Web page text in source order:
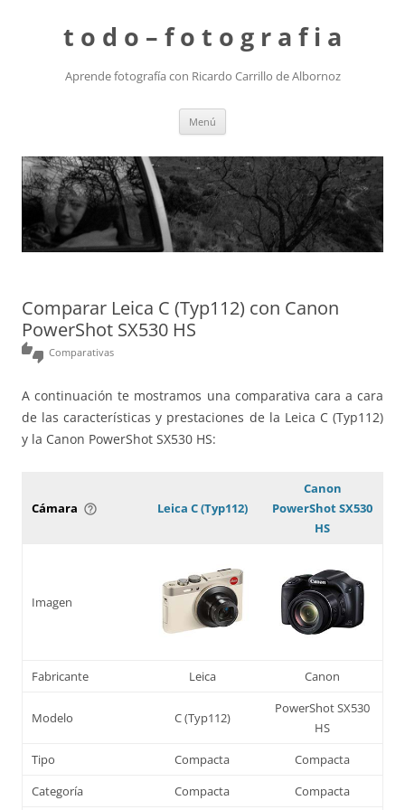
t o d o – f o t o g r a f i a
Aprende fotografía con Ricardo Carrillo de Albornoz
Menú
Comparar Leica C (Typ112) con Canon
PowerShot SX530 HS
thumbs_up_down Comparativas
A continuación te mostramos una comparativa cara a cara
de las características y prestaciones de la Leica C (Typ112)
y la Canon PowerShot SX530 HS:
Cámara help_outline Leica C (Typ112)
Canon
PowerShot SX530
HS
Imagen
Fabricante Leica Canon
Modelo C (Typ112)
PowerShot SX530
HS
Tipo
Compacta
Compacta
Categoría
Compacta Compacta